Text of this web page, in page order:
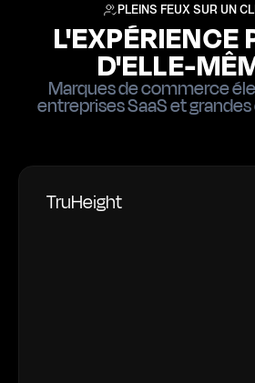
PLEINS FEUX SUR UN
L'EXPÉRIENCE
D'ELLE-
Marques de commerce
entreprises SaaS et
TruHeight